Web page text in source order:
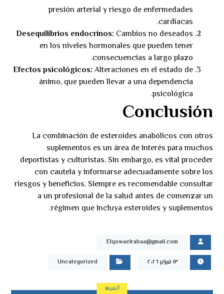
presión arterial y riesgo de enfermedades
cardíacas.
Desequilibrios endocrinos: Cambios no deseados
en los niveles hormonales que pueden tener
consecuencias a largo plazo.
Efectos psicológicos: Alteraciones en el estado de
ánimo, que pueden llevar a una dependencia
psicológica.
Conclusión
La combinación de esteroides anabólicos con otros
suplementos es un área de interés para muchos
deportistas y culturistas. Sin embargo, es vital proceder
con cautela y informarse adecuadamente sobre los
riesgos y beneficios. Siempre es recomendable consultar
a un profesional de la salud antes de comenzar un
régimen que incluya esteroides y suplementos.
Elqowaelrabaa@gmail.com
١٣ فبراير ٢٠٢٦ Uncategorized